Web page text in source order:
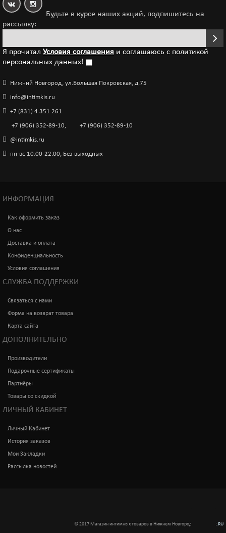
Фаллоимитатор Fun Factory THE BOSS, розовый
6 500р.
Будьте в курсе наших акций, подпишитесь на
рассылку:
Я прочитал Условия соглашения и соглашаюсь с политикой
персональных данных!
Нижний Новгород, ул.Большая Покровская, д.75
info@intimkis.ru
+7 (831) 4 351 261
+7 (906) 352-89-10, +7 (906) 352-89-10
@intimkis.ru
пн-вс 10:00-22:00, Без выходных
ИНФОРМАЦИЯ
Как оформить заказ
О нас
Доставка и оплата
Конфиденциальность
Условия соглашения
СЛУЖБА ПОДДЕРЖКИ
Связаться с нами
Форма на возврат товара
Карта сайта
ДОПОЛНИТЕЛЬНО
Производители
Подарочные сертификаты
Партнёры
Товары со скидкой
ЛИЧНЫЙ КАБИНЕТ
Личный Кабинет
История заказов
Мои Закладки
Рассылка новостей
© 2017 Магазин интимных товаров в Нижнем Новгороде Интимкис.RU